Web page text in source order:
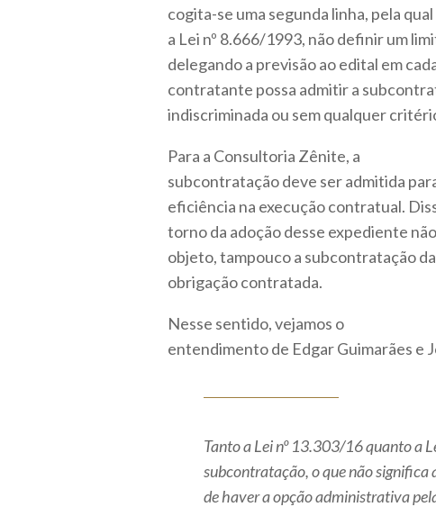
cogita-se uma segunda linha, pela
a Lei nº 8.666/1993, não definir um
delegando a previsão ao edital em
contratante possa admitir a
indiscriminada ou sem qualquer
Para a Consultoria Zênite, a
subcontratação deve ser admitida
eficiência na execução contratual.
torno da adoção desse expediente
objeto, tampouco a subcontratação
obrigação contratada.
Nesse sentido, vejamos o
entendimento de Edgar Guimarães e
Tanto a Lei nº 13.303/16 quanto a
subcontratação, o que não significa
de haver a opção administrativa